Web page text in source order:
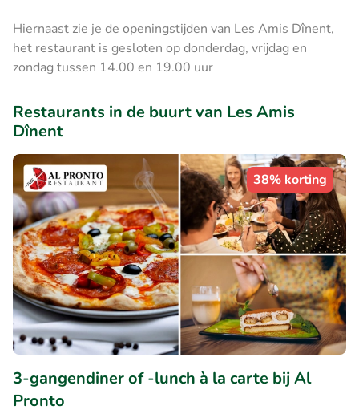
Hiernaast zie je de openingstijden van ​Les Amis Dînent,
het restaurant is gesloten op donderdag, vrijdag en
zondag tussen 14.00 en 19.00 uur
Restaurants in de buurt van Les Amis
Dînent
38% korting
3-gangendiner of -lunch à la carte bij Al
Pronto